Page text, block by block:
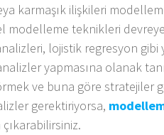
karmaşık ilişkileri
teknikleri devreye
lojistik regresyon gibi
yapmasına olanak
ve buna göre stratejiler
gerektiriyorsa,